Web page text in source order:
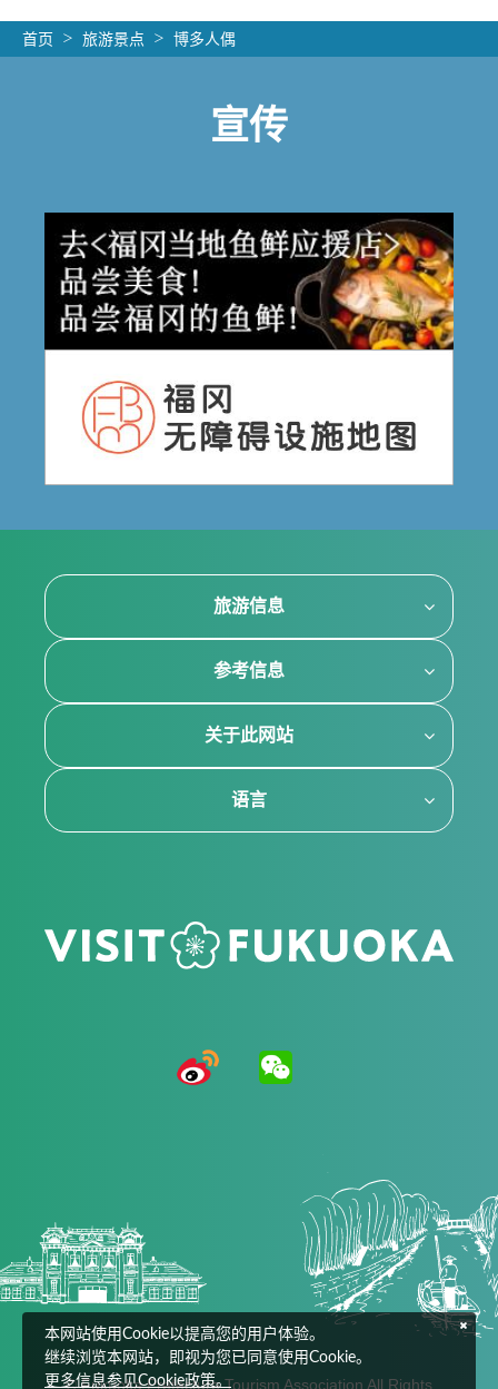
首页 旅游景点 博多人偶
宣传
旅游信息
参考信息
关于此网站
语言
© Fukuoka Prefecture Tourism Association All Rights
本网站使用Cookie以提高您的用户体验。
继续浏览本网站，即视为您已同意使用Cookie。
更多信息参见Cookie政策。